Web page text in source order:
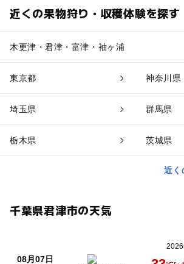
近くの果物狩り・収穫体験を探す
木更津・君津・富津・袖ヶ浦
東京都 神奈川県
埼玉県 群馬県
栃木県 茨城県
近く
千葉県君津市の天気
08月07日